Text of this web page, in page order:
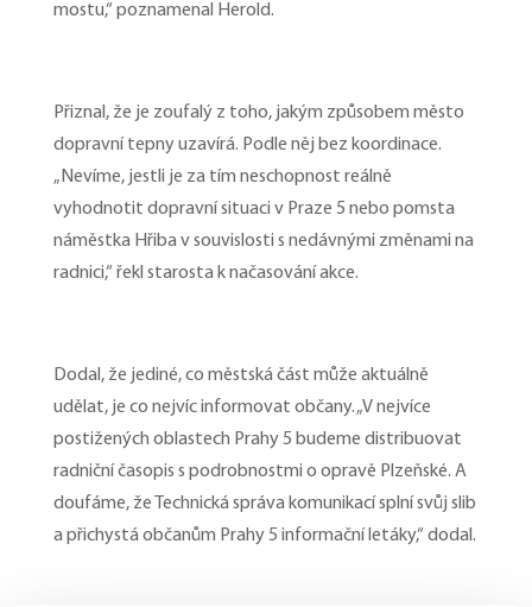
mostu,“ poznamenal Herold.
Přiznal, že je zoufalý z toho, jakým způsobem město
dopravní tepny uzavírá. Podle něj bez koordinace.
„Nevíme, jestli je za tím neschopnost reálně
vyhodnotit dopravní situaci v Praze 5 nebo pomsta
náměstka Hřiba v souvislosti s nedávnými změnami na
radnici,“ řekl starosta k načasování akce.
Dodal, že jediné, co městská část může aktuálně
udělat, je co nejvíc informovat občany. „V nejvíce
postižených oblastech Prahy 5 budeme distribuovat
radniční časopis s podrobnostmi o opravě Plzeňské. A
doufáme, že Technická správa komunikací splní svůj slib
a přichystá občanům Prahy 5 informační letáky,“ dodal.